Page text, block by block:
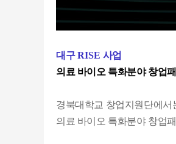
대구RISE 사업
의료 바이오 특화분야 창업
경북대학교 창업지원단에서
의료 바이오 특화분야 창업